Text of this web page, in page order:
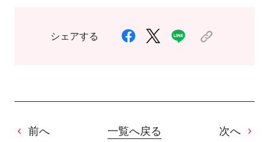
シェアする
前へ 一覧へ戻る 次へ